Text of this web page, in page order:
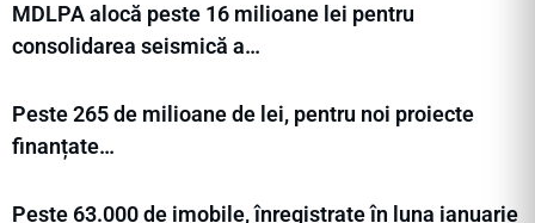
MDLPA alocă peste 16 milioane lei pentru
consolidarea seismică a…
Peste 265 de milioane de lei, pentru noi proiecte
finanțate…
Peste 63.000 de imobile, înregistrate în luna ianuarie